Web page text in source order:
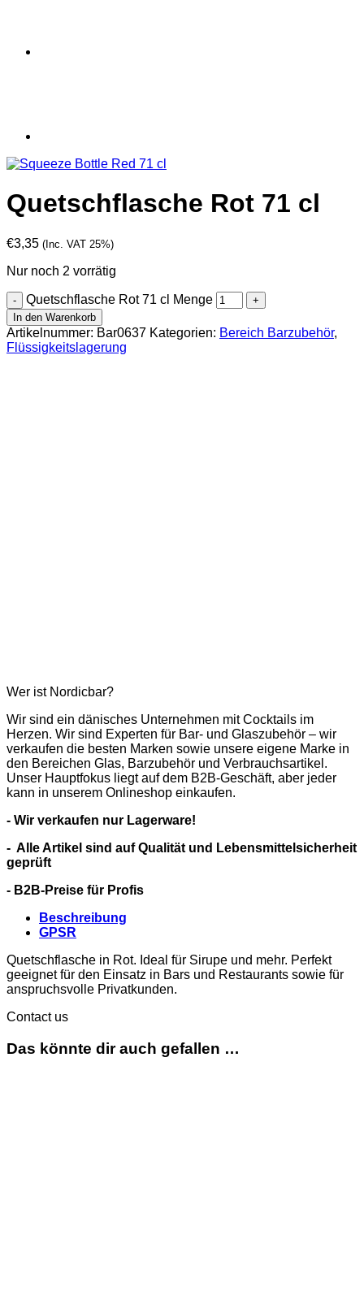
Quetschflasche Rot 71 cl
€3,35 (Inc. VAT 25%)
Nur noch 2 vorrätig
Quetschflasche Rot 71 cl Menge
In den Warenkorb
Artikelnummer: Bar0637 Kategorien: Bereich Barzubehör,
Flüssigkeitslagerung
Wer ist Nordicbar?
Wir sind ein dänisches Unternehmen mit Cocktails im
Herzen. Wir sind Experten für Bar- und Glaszubehör – wir
verkaufen die besten Marken sowie unsere eigene Marke in
den Bereichen Glas, Barzubehör und Verbrauchsartikel.
Unser Hauptfokus liegt auf dem B2B-Geschäft, aber jeder
kann in unserem Onlineshop einkaufen.
- Wir verkaufen nur Lagerware!
- Alle Artikel sind auf Qualität und Lebensmittelsicherheit
geprüft
- B2B-Preise für Profis
Beschreibung
GPSR
Quetschflasche in Rot. Ideal für Sirupe und mehr. Perfekt
geeignet für den Einsatz in Bars und Restaurants sowie für
anspruchsvolle Privatkunden.
Contact us
Das könnte dir auch gefallen …